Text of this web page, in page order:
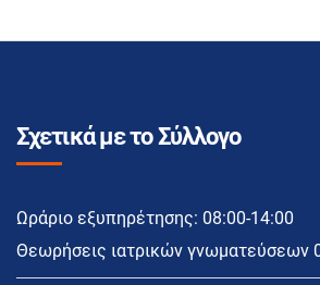
Σχετικά με το Σύλλογο
Ωράριο εξυπηρέτησης: 08:00-14:00
Θεωρήσεις ιατρικών γνωματεύσεων